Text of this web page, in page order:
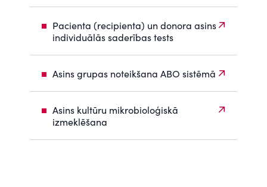
Pacienta (recipienta) un donora asins
individuālās saderības tests
Asins grupas noteikšana ABO sistēmā
Asins kultūru mikrobioloģiskā
izmeklēšana